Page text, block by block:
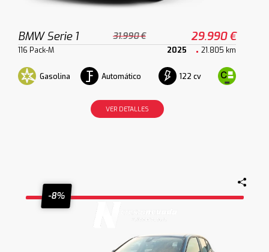
BMW Serie 1 31.990 € 29.990 €
116 Pack-M 2025 21.805 km
Gasolina Automático 122 cv
VER DETALLES
-8%